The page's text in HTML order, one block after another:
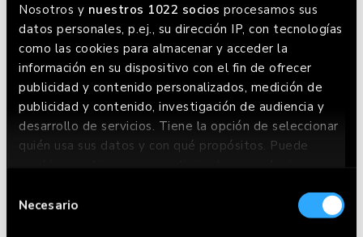
Nosotros y nuestros 1022 socios procesamos sus
datos personales, p.ej., su dirección IP, con tecnologías
como las cookies para almacenar y acceder la
información en su dispositivo con el fin de ofrecer
publicidad y contenido personalizados, medición de
publicidad y contenido, investigación de audiencia y
desarrollo de servicios. Tiene la opción de seleccionar
quién usa sus datos y con qué propósitos. Puede
cambiar o retirar su consentimiento en cualquier
en el Menú de consentimiento.
deNecesario
Opening hours
Lunes a Domingo:
Lunes a miércoles: 12:00 - 23:30 / Jueves a domingo:
12:00 - 0:00. Este horario puede variar, chequea en
Google donde siempre lo tenemos actualizado.